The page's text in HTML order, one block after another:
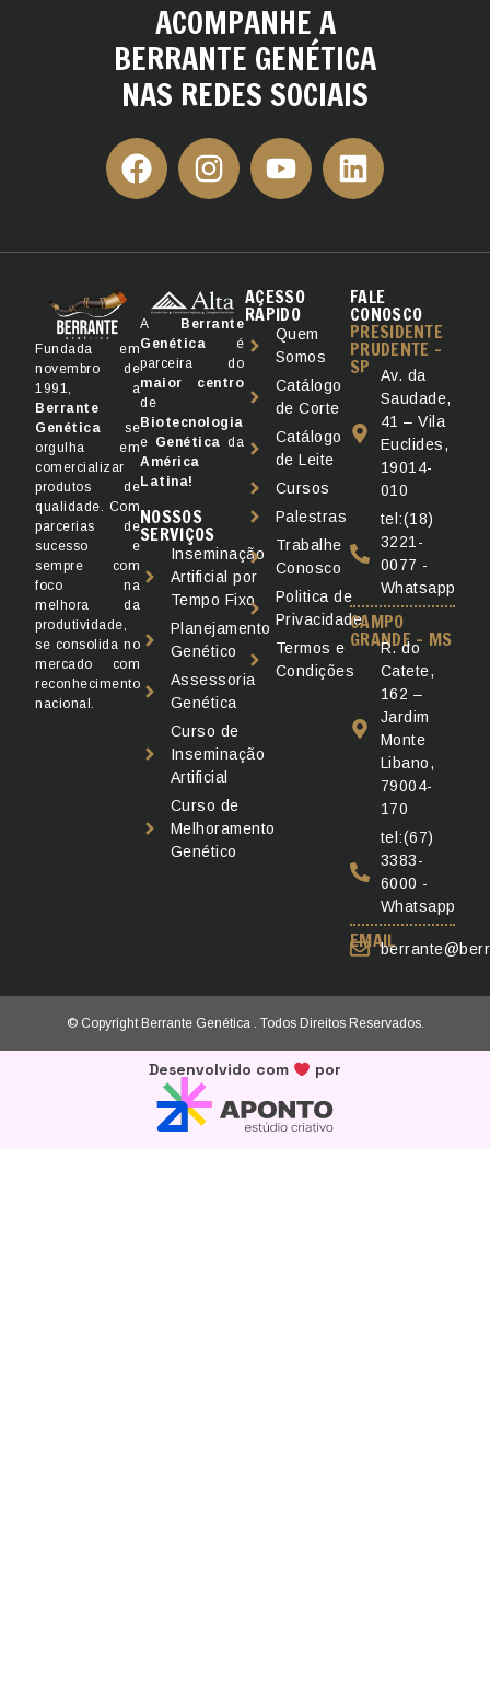
ACOMPANHE A
BERRANTE GENÉTICA
NAS REDES SOCIAIS
Fundada em
novembro de
1991, a
Berrante
Genética se
orgulha em
comercializar
produtos de
qualidade. Com
parcerias de
sucesso e
sempre com
foco na
melhora da
produtividade,
se consolida no
mercado com
reconhecimento
nacional.
NOSSOS
SERVIÇOS
Inseminação
Artificial por
Tempo Fixo
Planejamento
Genético
Assessoria
Genética
Curso de
Inseminação
Artificial
Curso de
Melhoramento
Genético
A
Berrante
Genética é
parceira do
maior centro
de
Biotecnologia
e Genética da
América
Latina!
ACESSO
RÁPIDO
Quem
Somos
Catálogo
de Corte
Catálogo
de Leite
Cursos
Palestras
Trabalhe
Conosco
Politica de
Privacidade
Termos e
Condições
FALE
CONOSCO
PRESIDENTE
PRUDENTE -
SP
Av. da
Saudade,
41 – Vila
Euclides,
19014-
010
tel:(18)
3221-
0077 -
Whatsapp
CAMPO
GRANDE - MS
R. do
Catete,
162 –
Jardim
Monte
Libano,
79004-
170
tel:(67)
3383-
6000 -
Whatsapp
EMAIL
© Copyright Berrante Genética . Todos Direitos Reservados.
Desenvolvido com por